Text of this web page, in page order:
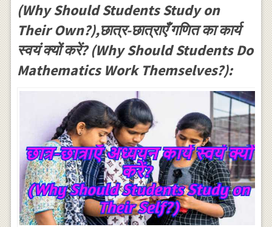
(Why Should Students Study on
Their Own?),छात्र-छात्राएँ गणित का कार्य
स्वयं क्यों करें? (Why Should Students Do
Mathematics Work Themselves?):